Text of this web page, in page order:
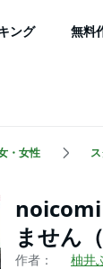
ング 無料
・女性
noicomi
ません
作者： 柚井